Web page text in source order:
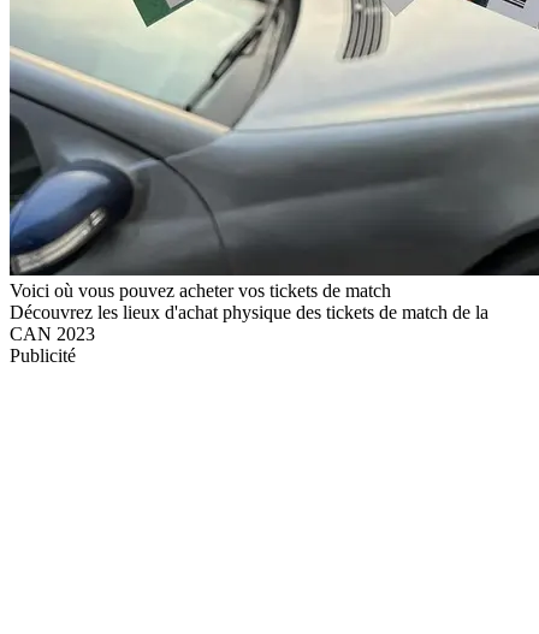
Voici où vous pouvez acheter vos tickets de match
Découvrez les lieux d'achat physique des tickets de match de la
CAN 2023
Publicité